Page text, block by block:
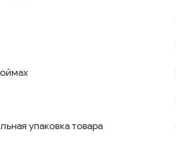
упаковка товара